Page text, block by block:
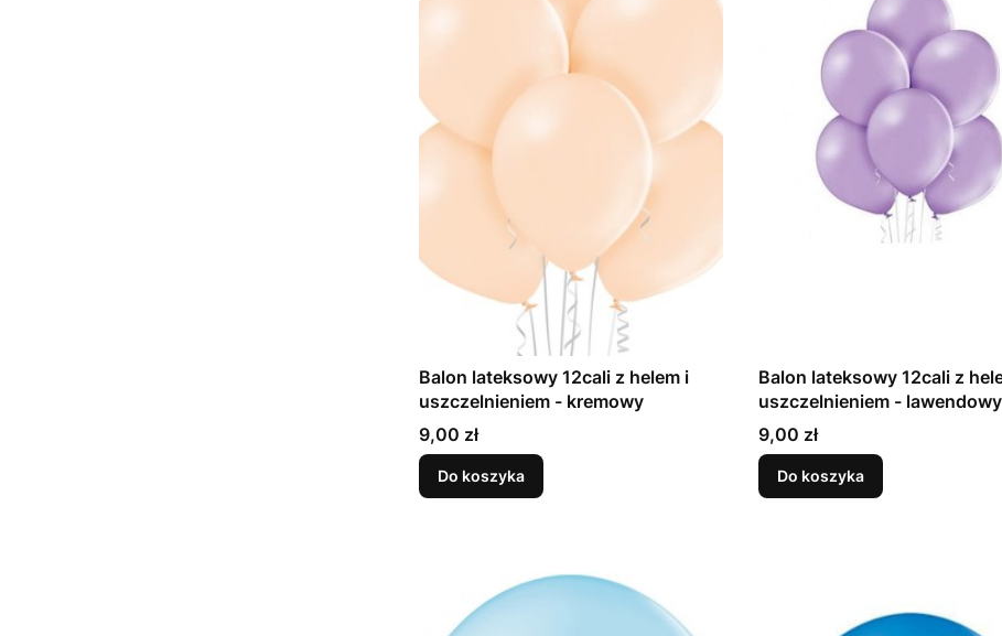
Balon lateksowy 12cali z helem i
uszczelnieniem - kremowy
Cena
9,00 zł
Do koszyka
Balon lateksowy 12cali z
uszczelnieniem - lawendowy
Cena
9,00 zł
Do koszyka